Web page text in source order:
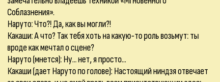
Соблазнения».
Наруто: Что?! Да, как вы могли?!
Какаши: А что? Так тебя хоть на какую-то роль возьмут: ты
вроде как мечтал о сцене?
Наруто (мнется): Ну... нет, я просто...
Какаши (дает Наруто по голове): Настоящий ниндзя отвечает